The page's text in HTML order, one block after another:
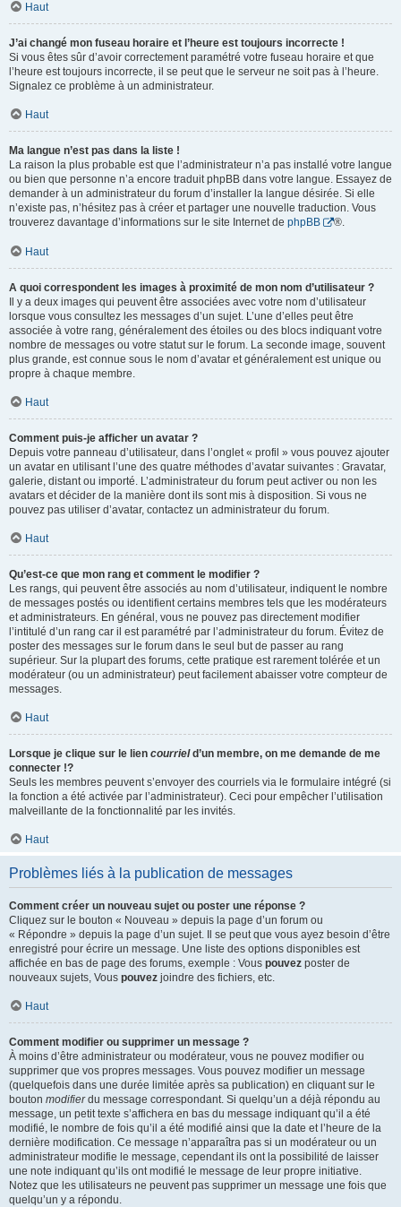
Haut
J’ai changé mon fuseau horaire et l’heure est toujours incorrecte !
Si vous êtes sûr d’avoir correctement paramétré votre fuseau horaire et que
l’heure est toujours incorrecte, il se peut que le serveur ne soit pas à l’heure.
Signalez ce problème à un administrateur.
Haut
Ma langue n’est pas dans la liste !
La raison la plus probable est que l’administrateur n’a pas installé votre langue
ou bien que personne n’a encore traduit phpBB dans votre langue. Essayez de
demander à un administrateur du forum d’installer la langue désirée. Si elle
n’existe pas, n’hésitez pas à créer et partager une nouvelle traduction. Vous
trouverez davantage d’informations sur le site Internet de phpBB ®.
Haut
A quoi correspondent les images à proximité de mon nom d’utilisateur ?
Il y a deux images qui peuvent être associées avec votre nom d’utilisateur
lorsque vous consultez les messages d’un sujet. L’une d’elles peut être
associée à votre rang, généralement des étoiles ou des blocs indiquant votre
nombre de messages ou votre statut sur le forum. La seconde image, souvent
plus grande, est connue sous le nom d’avatar et généralement est unique ou
propre à chaque membre.
Haut
Comment puis-je afficher un avatar ?
Depuis votre panneau d’utilisateur, dans l’onglet « profil » vous pouvez ajouter
un avatar en utilisant l’une des quatre méthodes d’avatar suivantes : Gravatar,
galerie, distant ou importé. L’administrateur du forum peut activer ou non les
avatars et décider de la manière dont ils sont mis à disposition. Si vous ne
pouvez pas utiliser d’avatar, contactez un administrateur du forum.
Haut
Qu’est-ce que mon rang et comment le modifier ?
Les rangs, qui peuvent être associés au nom d’utilisateur, indiquent le nombre
de messages postés ou identifient certains membres tels que les modérateurs
et administrateurs. En général, vous ne pouvez pas directement modifier
l’intitulé d’un rang car il est paramétré par l’administrateur du forum. Évitez de
poster des messages sur le forum dans le seul but de passer au rang
supérieur. Sur la plupart des forums, cette pratique est rarement tolérée et un
modérateur (ou un administrateur) peut facilement abaisser votre compteur de
messages.
Haut
Lorsque je clique sur le lien courrield’un membre, on me demande de me
connecter !?
Seuls les membres peuvent s’envoyer des courriels via le formulaire intégré (si
la fonction a été activée par l’administrateur). Ceci pour empêcher l’utilisation
malveillante de la fonctionnalité par les invités.
Haut
Problèmes liés à la publication de messages
Comment créer un nouveau sujet ou poster une réponse ?
Cliquez sur le bouton « Nouveau » depuis la page d’un forum ou
« Répondre » depuis la page d’un sujet. Il se peut que vous ayez besoin d’être
enregistré pour écrire un message. Une liste des options disponibles est
affichée en bas de page des forums, exemple : Vous pouvez poster de
nouveaux sujets, Vous pouvez joindre des fichiers, etc.
Haut
Comment modifier ou supprimer un message ?
À moins d’être administrateur ou modérateur, vous ne pouvez modifier ou
supprimer que vos propres messages. Vous pouvez modifier un message
(quelquefois dans une durée limitée après sa publication) en cliquant sur le
bouton modifierdu message correspondant. Si quelqu’un a déjà répondu au
message, un petit texte s’affichera en bas du message indiquant qu’il a été
modifié, le nombre de fois qu’il a été modifié ainsi que la date et l’heure de la
dernière modification. Ce message n’apparaîtra pas si un modérateur ou un
administrateur modifie le message, cependant ils ont la possibilité de laisser
une note indiquant qu’ils ont modifié le message de leur propre initiative.
Notez que les utilisateurs ne peuvent pas supprimer un message une fois que
quelqu’un y a répondu.